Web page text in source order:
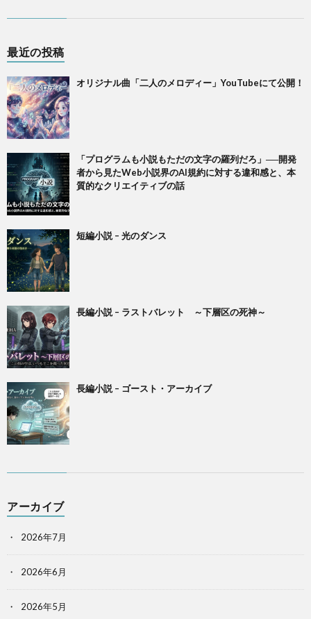
最近の投稿
オリジナル曲「二人のメロディー」YouTubeにて公開！
「プログラムも小説もただの文字の羅列だろ」──開発
者から見たWeb小説界のAI規約に対する違和感と、本
質的なクリエイティブの話
短編小説 – 光のダンス
長編小説 – ラストバレット ～下層区の死神～
長編小説 – ゴースト・アーカイブ
アーカイブ
2026年7月
2026年6月
2026年5月